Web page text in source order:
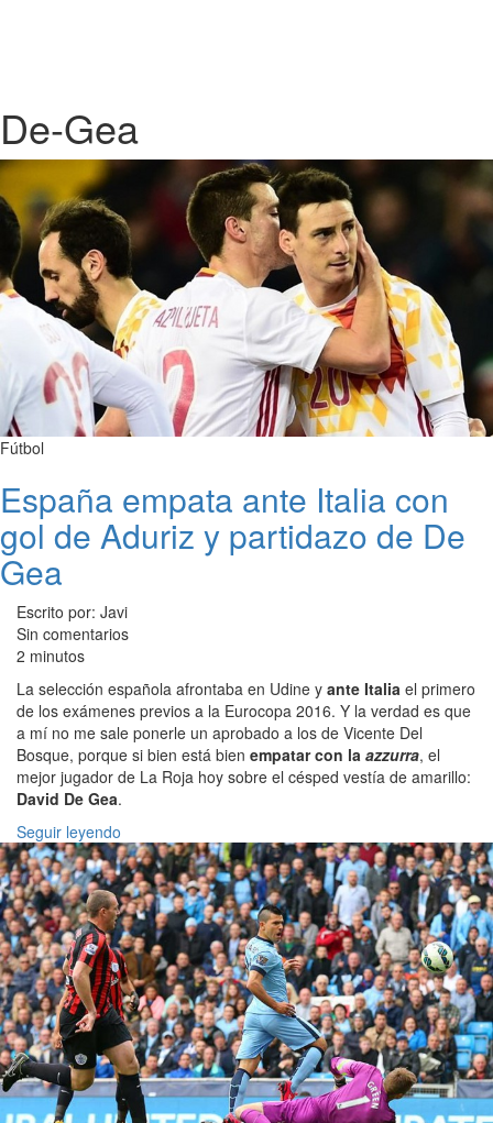
De-Gea
Fútbol
España empata ante Italia con
gol de Aduriz y partidazo de De
Gea
Escrito por: Javi
Sin comentarios
2 minutos
La selección española afrontaba en Udine y ante Italia el primero
de los exámenes previos a la Eurocopa 2016. Y la verdad es que
a mí no me sale ponerle un aprobado a los de Vicente Del
Bosque, porque si bien está bien empatar con la azzurra, el
mejor jugador de La Roja hoy sobre el césped vestía de amarillo:
David De Gea.
Seguir leyendo